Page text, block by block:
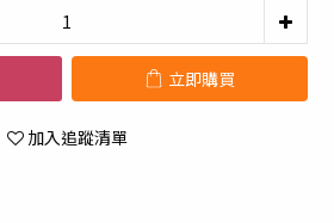
立即購買
加入追蹤清單